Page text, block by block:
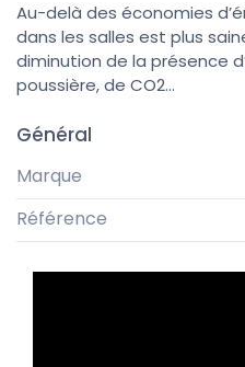
Au-delà des économies
dans les salles est plus
diminution de la présence
poussière, de CO2…
Général
Marque
Référence